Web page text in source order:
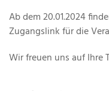
Ab dem 20.01.2024
Zugangslink für die
Wir freuen uns auf Ihre